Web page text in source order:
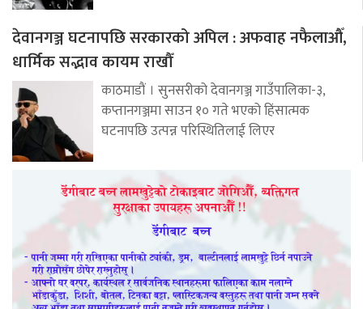
देवानगञ्ज घटनापछि सरकारको अपिल : अफवाह नफैलाऔँ,
धार्मिक सद्भाव कायम राखौँ
काठमाडौं । सुनसरीको देवानगञ्ज गाउँपालिका-३,
कप्तानगञ्जमा साउन १० गते भएको हिंसात्मक
घटनापछि उत्पन्न परिस्थितिलाई लिएर